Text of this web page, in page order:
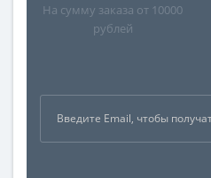
На сумму заказа от 10000
рублей